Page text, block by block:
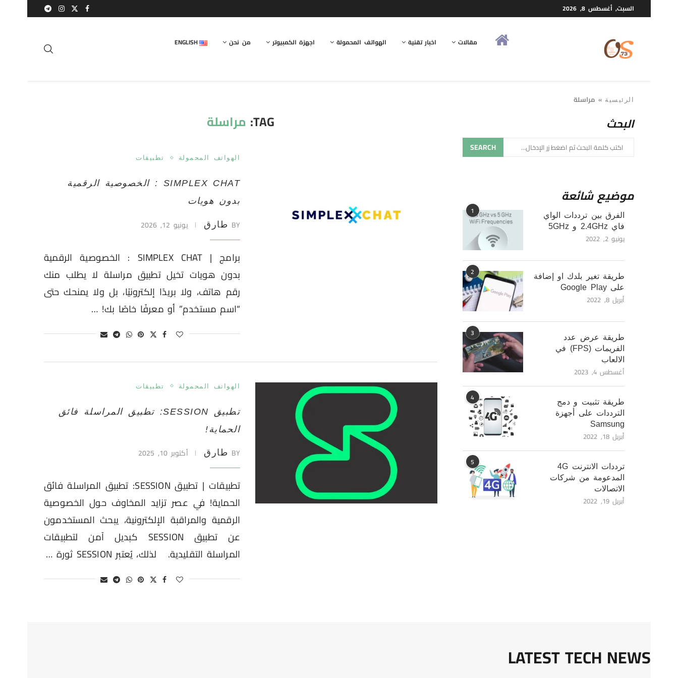
السبت, أغسطس 8, 2026
مقالات اخبار تقنية الهواتف المحمولة اجهزة الكمبيوتر من نحن ENGLISH
الرئيسية » مراسلة
TAG: مراسلة
الهواتف المحمولة تطبيقات
SIMPLEX CHAT : الخصوصية الرقمية
بدون هويات
BY طارق يونيو 12, 2026
برامج | SIMPLEX CHAT : الخصوصية الرقمية
بدون هويات تخيل تطبيق مراسلة لا يطلب منك
رقم هاتف، ولا بريدًا إلكترونيًا، بل ولا يمنحك حتى
“اسم مستخدم” أو معرفًا خاصًا بك! …
الهواتف المحمولة تطبيقات
تطبيق SESSION: تطبيق المراسلة فائق
الحماية!
BY طارق أكتوبر 10, 2025
تطبيقات | تطبيق SESSION: تطبيق المراسلة فائق
الحماية! في عصر تزايد المخاوف حول الخصوصية
الرقمية والمراقبة الإلكترونية، يبحث المستخدمون
عن تطبيق SESSION كبديل آمن لتطبيقات
المراسلة التقليدية. لذلك، يُعتبر SESSION ثورة …
البحث
SEARCH
موضيع شائعة
1
الفرق بين ترددات الواي
فاي 2.4GHz و 5GHz
يونيو 2, 2022
2
طريقة تغير بلدك او إضافة
على Google Play
أبريل 8, 2022
3
طريقة عرض عدد
الفريمات (FPS) في
الالعاب
أغسطس 4, 2023
4
طريقة تثبيت و دمج
الترددات على أجهزة
Samsung
أبريل 18, 2022
5
ترددات الانترنت 4G
المدعومة من شركات
الاتصالات
أبريل 19, 2022
LATEST TECH NEWS